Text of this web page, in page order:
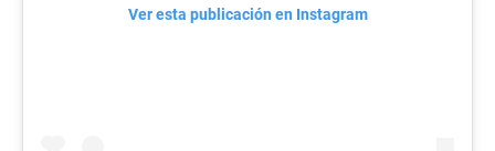
Ver esta publicación en Instagram